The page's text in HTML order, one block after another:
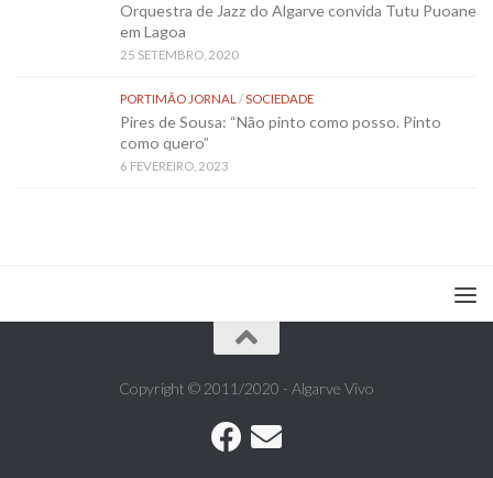
Orquestra de Jazz do Algarve convida Tutu Puoane
em Lagoa
25 SETEMBRO, 2020
PORTIMÃO JORNAL /SOCIEDADE
Pires de Sousa: “Não pinto como posso. Pinto
como quero”
6 FEVEREIRO, 2023
Copyright © 2011/2020 - Algarve Vivo